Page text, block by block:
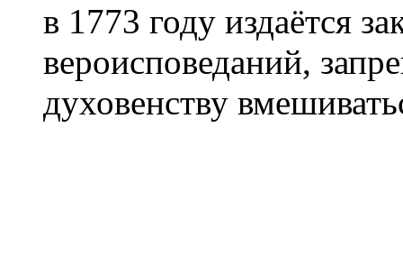
в 1773 году издаётся
вероисповеданий,
духовенству